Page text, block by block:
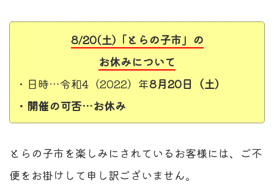
8/20(土)「とらの子市」の
お休みについて
・日時…令和4（2022）年8月20日（土）
・開催の可否…お休み
とらの子市を楽しみにされているお客様には、ご不
便をお掛けして申し訳ございません。